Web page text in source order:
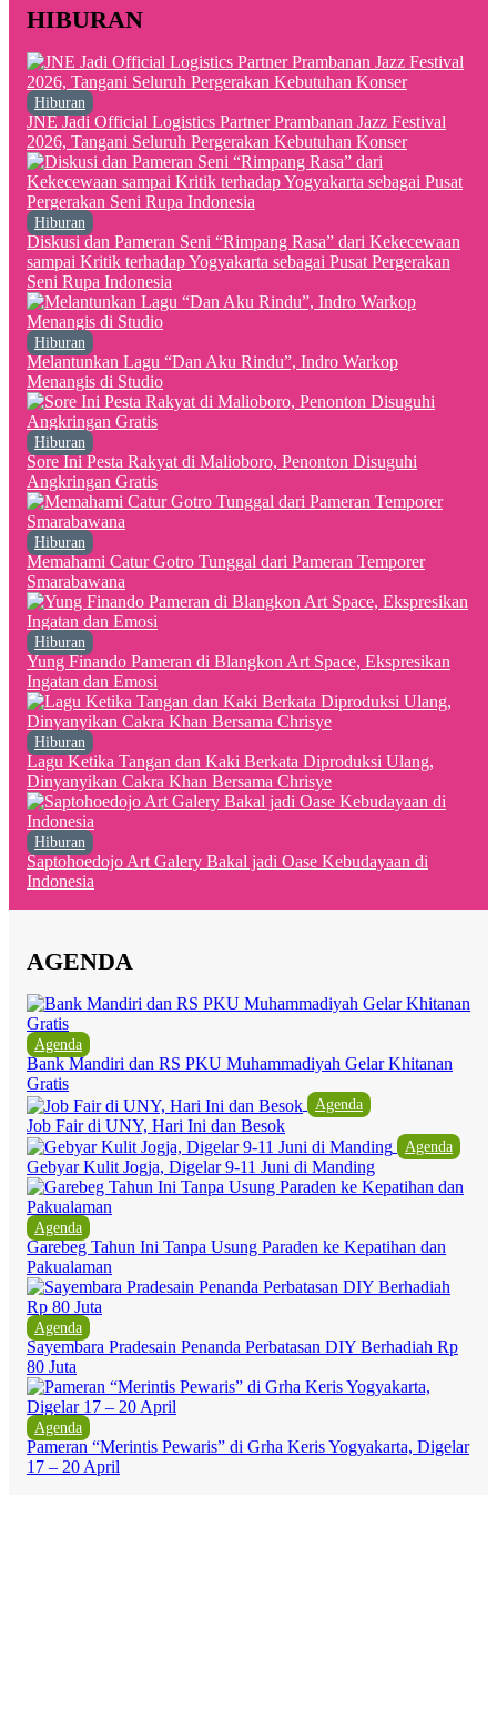
HIBURAN
Hiburan
JNE Jadi Official Logistics Partner Prambanan Jazz Festival
2026, Tangani Seluruh Pergerakan Kebutuhan Konser
Hiburan
Diskusi dan Pameran Seni “Rimpang Rasa” dari Kekecewaan
sampai Kritik terhadap Yogyakarta sebagai Pusat Pergerakan
Seni Rupa Indonesia
Hiburan
Melantunkan Lagu “Dan Aku Rindu”, Indro Warkop
Menangis di Studio
Hiburan
Sore Ini Pesta Rakyat di Malioboro, Penonton Disuguhi
Angkringan Gratis
Hiburan
Memahami Catur Gotro Tunggal dari Pameran Temporer
Smarabawana
Hiburan
Yung Finando Pameran di Blangkon Art Space, Ekspresikan
Ingatan dan Emosi
Hiburan
Lagu Ketika Tangan dan Kaki Berkata Diproduksi Ulang,
Dinyanyikan Cakra Khan Bersama Chrisye
Hiburan
Saptohoedojo Art Galery Bakal jadi Oase Kebudayaan di
Indonesia
AGENDA
Agenda
Bank Mandiri dan RS PKU Muhammadiyah Gelar Khitanan
Gratis
Agenda
Job Fair di UNY, Hari Ini dan Besok
Agenda
Gebyar Kulit Jogja, Digelar 9-11 Juni di Manding
Agenda
Garebeg Tahun Ini Tanpa Usung Paraden ke Kepatihan dan
Pakualaman
Agenda
Sayembara Pradesain Penanda Perbatasan DIY Berhadiah Rp
80 Juta
Agenda
Pameran “Merintis Pewaris” di Grha Keris Yogyakarta, Digelar
17 – 20 April